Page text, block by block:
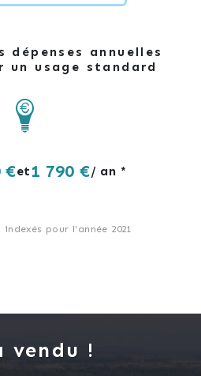
dépenses annuelles
un usage standard
€et 1 790 €/ an *
pour l'année 2021
vendu !